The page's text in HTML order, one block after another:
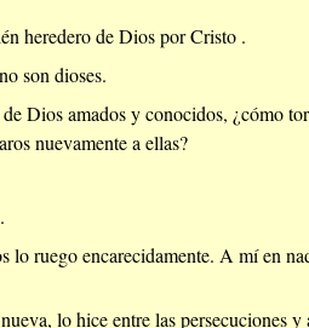
heredero de Dios por Cristo .
son dioses.
Dios amados y conocidos, ¿cómo
nuevamente a ellas?
lo ruego encarecidamente. A mí en
lo hice entre las persecuciones